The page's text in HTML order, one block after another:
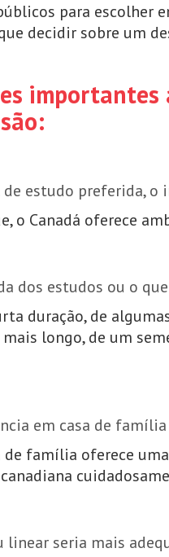
para escolher
decidir sobre um
estudo preferida, o
o Canadá oferece
dos estudos ou o
duração, de
longo, de um
em casa de
família oferece
linear seria mais